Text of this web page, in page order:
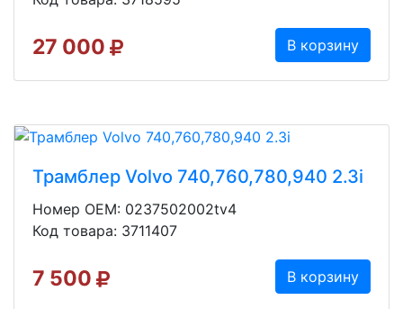
27 000 В корзину
Трамблер Volvo 740,760,780,940 2.3i
Номер OEM: 0237502002tv4
Код товара: 3711407
7 500 В корзину